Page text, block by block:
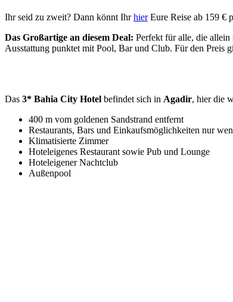
Ihr seid zu zweit? Dann könnt IhrhierEure Reise ab 159 €
Das Großartige an diesem Deal: Perfekt für alle, die
Ausstattung punktet mit Pool, Bar und Club. Für den Preis
Das 3* Bahia City Hotel befindet sich in Agadir, hier die
400 m vom goldenen Sandstrand entfernt
Restaurants, Bars und Einkaufsmöglichkeiten nur
Klimatisierte Zimmer
Hoteleigenes Restaurant sowie Pub und Lounge
Hoteleigener Nachtclub
Außenpool